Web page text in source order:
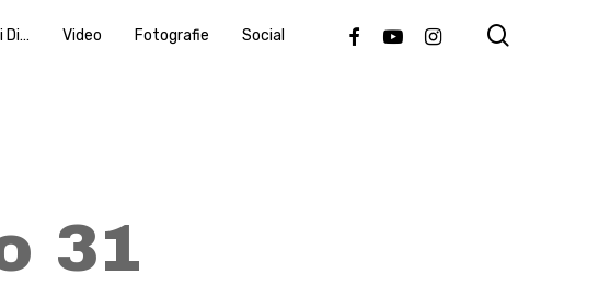
Di… Video Fotografie Social FacebookYoutubeInstagram
31